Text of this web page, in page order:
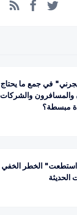
في جمع ما يحتاج
والمسافرون والشركات
مبسطة؟
الخطر الخفي
الحديثة